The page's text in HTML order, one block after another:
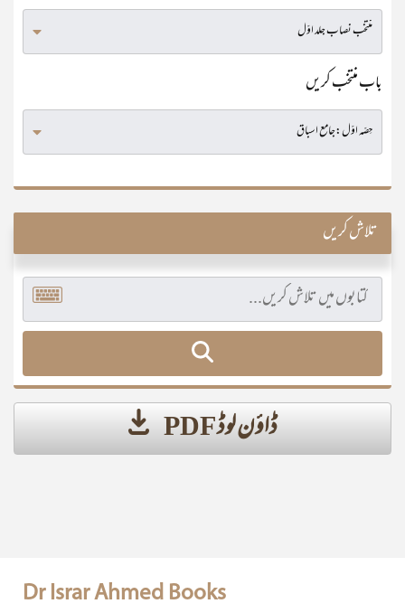
باب منتخب کریں
تلاش کریں
ڈاؤن لوڈ PDF
Dr Israr Ahmed Books